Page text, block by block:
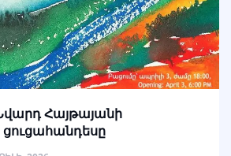
Հայթայանի